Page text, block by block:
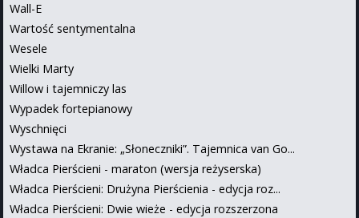
Wall-E
Wartość sentymentalna
Wesele
Wielki Marty
Willow i tajemniczy las
Wypadek fortepianowy
Wyschnięci
Wystawa na Ekranie: „Słoneczniki”. Tajemnica van Go...
Władca Pierścieni - maraton (wersja reżyserska)
Władca Pierścieni: Drużyna Pierścienia - edycja roz...
Władca Pierścieni: Dwie wieże - edycja rozszerzona